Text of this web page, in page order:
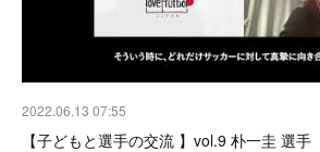
2022.06.13 07:55
【子どもと選手の交流 】vol.9 朴一圭 選手